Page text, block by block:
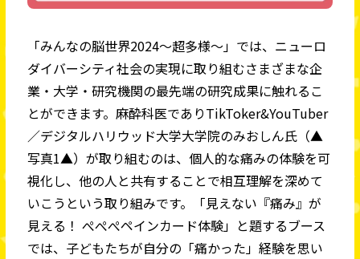
「みんなの脳世界2024～超多様～」では、ニューロ
ダイバーシティ社会の実現に取り組むさまざまな企
業・大学・研究機関の最先端の研究成果に触れるこ
とができます。麻酔科医でありTikToker&YouTuber
／デジタルハリウッド大学大学院のみおしん氏（▲
写真1▲）が取り組むのは、個人的な痛みの体験を可
視化し、他の人と共有することで相互理解を深めて
いこうという取り組みです。「見えない『痛み』が
見える！ ぺぺぺペインカード体験」と題するブース
では、子どもたちが自分の「痛かった」経験を思い